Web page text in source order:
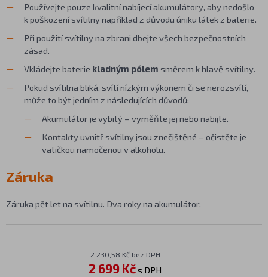
Používejte pouze kvalitní nabíjecí akumulátory, aby nedošlo
k poškození svítilny například z důvodu úniku látek z baterie.
Při použití svítilny na zbrani dbejte všech bezpečnostních
zásad.
Vkládejte baterie kladným pólem směrem k hlavě svítilny.
Pokud svítilna bliká, svítí nízkým výkonem či se nerozsvítí,
může to být jedním z následujících důvodů:
Akumulátor je vybitý – vyměňte jej nebo nabijte.
Kontakty uvnitř svítilny jsou znečištěné – očistěte je
vatičkou namočenou v alkoholu.
Záruka
Záruka pět let na svítilnu. Dva roky na akumulátor.
2 230,58 Kč bez DPH
2 699 Kčs DPH